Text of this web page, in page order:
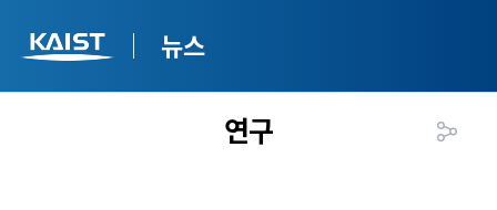
뉴스
연구